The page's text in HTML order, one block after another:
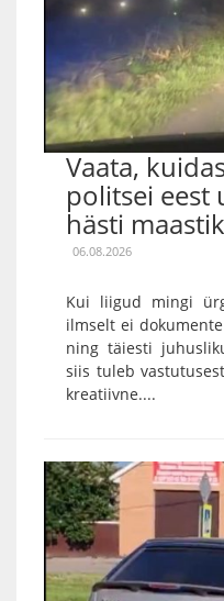
Vaata,
politsei eest
hästi
06.08.2026
Kui liigud mingi
ilmselt ei
ning täiesti
siis tuleb
kreatiivne....